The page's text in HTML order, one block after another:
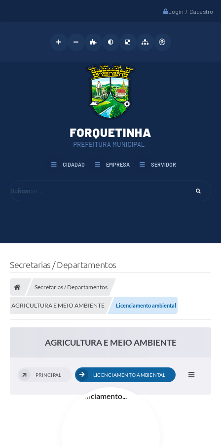
Login / Cadastro
Buscar...
CIDADÃO EMPRESA SERVIDOR
Secretarias / Departamentos
Secretarias / Departamentos
AGRICULTURA E MEIO AMBIENTE Licenciamento ambiental
AGRICULTURA E MEIO AMBIENTE
PRINCIPAL LICENCIAMENTO AMBIENTAL